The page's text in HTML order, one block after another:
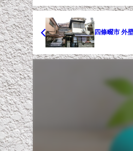
四條畷市 外